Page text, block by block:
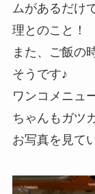
ムがあるだけ
理とのこと！
また、ご飯の
そうです♪
ワンコメニュ
ちゃんもガツ
お写真を見て